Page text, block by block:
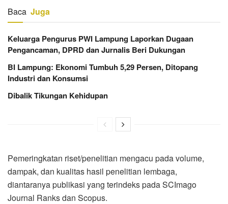
Baca Juga
Keluarga Pengurus PWI Lampung Laporkan Dugaan
Pengancaman, DPRD dan Jurnalis Beri Dukungan
BI Lampung: Ekonomi Tumbuh 5,29 Persen, Ditopang
Industri dan Konsumsi
Dibalik Tikungan Kehidupan
Pemeringkatan riset/penelitian mengacu pada volume,
dampak, dan kualitas hasil penelitian lembaga,
diantaranya publikasi yang terindeks pada SCImago
Journal Ranks dan Scopus.